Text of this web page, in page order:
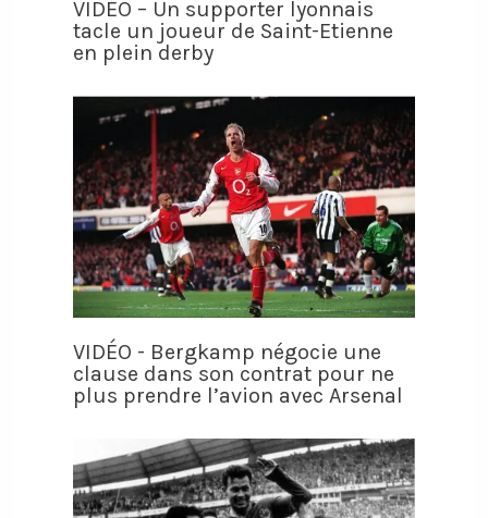
VIDÉO – Un supporter lyonnais
tacle un joueur de Saint-Etienne
en plein derby
VIDÉO - Bergkamp négocie une
clause dans son contrat pour ne
plus prendre l’avion avec Arsenal